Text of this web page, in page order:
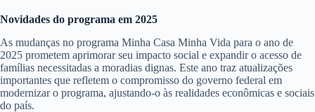
Novidades do programa em 2025
As mudanças no programa Minha Casa Minha Vida para o ano de
2025 prometem aprimorar seu impacto social e expandir o acesso de
famílias necessitadas a moradias dignas. Este ano traz atualizações
importantes que refletem o compromisso do governo federal em
modernizar o programa, ajustando-o às realidades econômicas e sociais
do país.